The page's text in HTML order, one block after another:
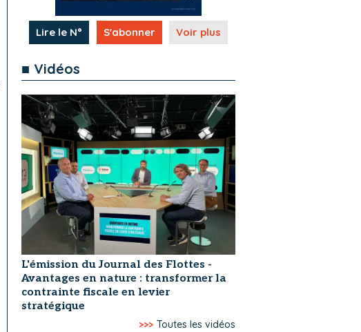
Lire le N° S'abonner Voir plus
■ Vidéos
L'émission du Journal des Flottes -
Avantages en nature : transformer la
contrainte fiscale en levier
stratégique
>>> Toutes les vidéos